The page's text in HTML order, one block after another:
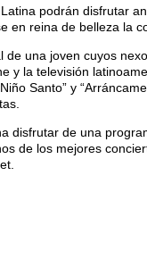
podrán disfrutar
en reina de belleza la
una joven cuyos
la televisión
Santo” y
disfrutar de una
de los mejores